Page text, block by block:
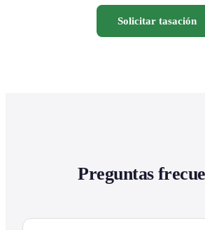
Solicitar tasación
Preguntas